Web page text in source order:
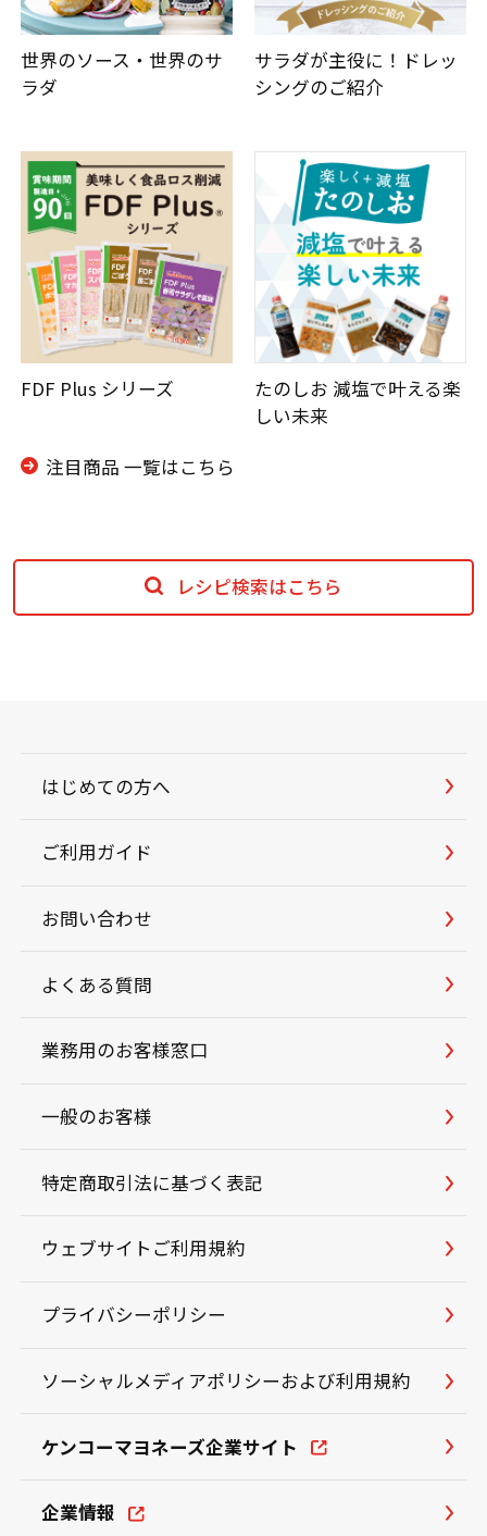
世界のソース・世界のサ
ラダ
サラダが主役に！ドレッ
シングのご紹介
FDF Plus シリーズ
たのしお 減塩で叶える楽
しい未来
注目商品 一覧はこちら
レシピ検索はこちら
はじめての方へ
ご利用ガイド
お問い合わせ
よくある質問
業務用のお客様窓口
一般のお客様
特定商取引法に基づく表記
ウェブサイトご利用規約
プライバシーポリシー
ソーシャルメディアポリシーおよび利用規約
ケンコーマヨネーズ企業サイト
企業情報